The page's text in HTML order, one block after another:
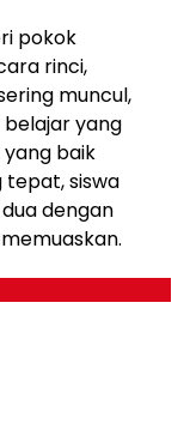
pokok
rinci,
muncul,
yang
baik
siswa
dengan